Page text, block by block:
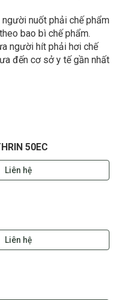
nuốt phải chế phẩm
bao bì chế phẩm.
người hít phải hơi chế
đến cơ sở y tế gần nhất
50EC
Liên hệ
Liên hệ